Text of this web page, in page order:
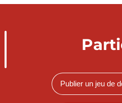
Publier un jeu de